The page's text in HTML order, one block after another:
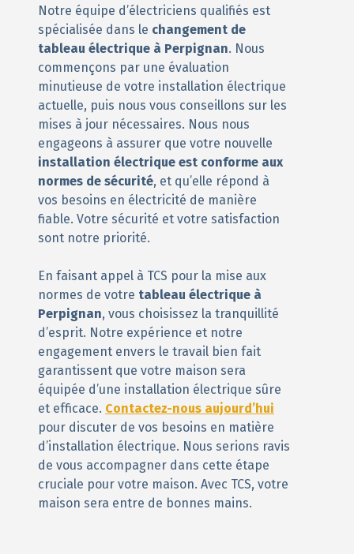
Notre équipe d’électriciens qualifiés est
spécialisée dans le changement de
tableau électrique à Perpignan. Nous
commençons par une évaluation
minutieuse de votre installation électrique
actuelle, puis nous vous conseillons sur les
mises à jour nécessaires. Nous nous
engageons à assurer que votre nouvelle
installation électrique est conforme aux
normes de sécurité, et qu’elle répond à
vos besoins en électricité de manière
fiable. Votre sécurité et votre satisfaction
sont notre priorité.
En faisant appel à TCS pour la mise aux
normes de votre tableau électrique à
Perpignan, vous choisissez la tranquillité
d’esprit. Notre expérience et notre
engagement envers le travail bien fait
garantissent que votre maison sera
équipée d’une installation électrique sûre
et efficace. Contactez-nous aujourd’hui
pour discuter de vos besoins en matière
d’installation électrique. Nous serions ravis
de vous accompagner dans cette étape
cruciale pour votre maison. Avec TCS, votre
maison sera entre de bonnes mains.